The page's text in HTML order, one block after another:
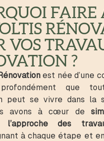
FAIRE
VOS
?
est née d’une
profondément que
peut se vivre dans la
avons à cœur de
l’approche des
à chaque étape et